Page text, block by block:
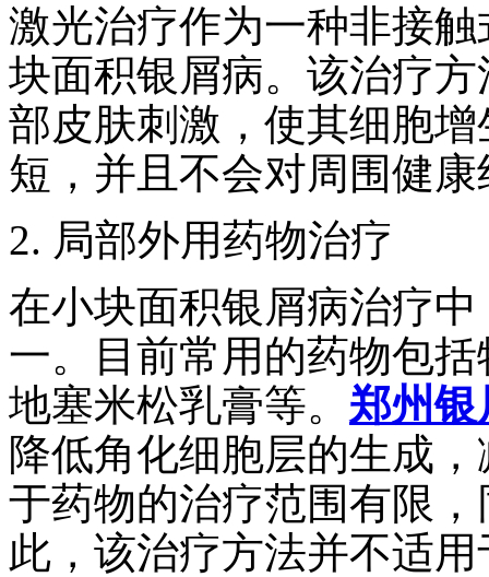
激光治疗作为一种非接
块面积银屑病。该治疗
部皮肤刺激，使其细胞
短，并且不会对周围健
2. 局部外用药物治疗
在小块面积银屑病治疗
一。目前常用的药物包
地塞米松乳膏等。 郑州
降低角化细胞层的生成
于药物的治疗范围有限
此，该治疗方法并不适